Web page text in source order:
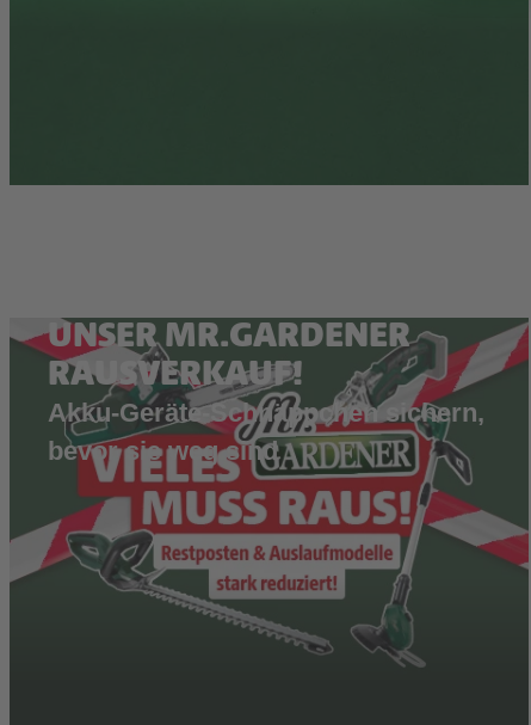
UNSER MR.GARDENER
RAUSVERKAUF!
Akku-Geräte-Schnäppchen sichern,
bevor sie weg sind